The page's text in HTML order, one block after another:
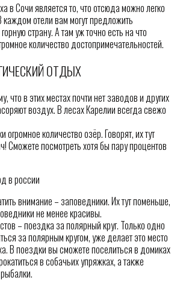
в Сочи является то, что отсюда можно легко
отели вам могут предложить
страну. А там уж точно есть на что
количество достопримечательностей.
ОТДЫХ
что в этих местах почти нет заводов и других
воздух. В лесах Карелии всегда свежо
огромное количество озёр. Говорят, их тут
Сможете посмотреть хотя бы пару процентов
внимание – заповедники. Их тут поменьше,
не менее красивы.
– поездка за полярный круг. Только одно
за полярным кругом, уже делает это место
В поездки вы сможете поселиться в домиках
в собачьих упряжках, а также